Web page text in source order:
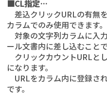
■CL指定…
差込クリックURLの有無
カラムでのみ使用できます。
対象の文字列カラムに入
ール文書内に差し込むことで
クリックカウントURLと
になります。
URLをカラム内に登録さ
です。